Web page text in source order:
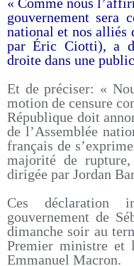
gouvernement sera
national et nos alliés
par Éric Ciotti), a
droite dans une
Et de préciser: «
motion de censure
République doit
de l’Assemblée
français de
majorité de
dirigée par Jordan
Ces déclaration
gouvernement de
dimanche soir au
Premier ministre et
Emmanuel Macron.